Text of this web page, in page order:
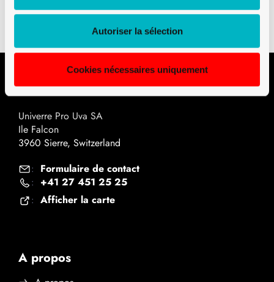
Autoriser la sélection
Cookies nécessaires uniquement
Contact
Univerre Pro Uva SA
Ile Falcon
3960 Sierre, Switzerland
: Formulaire de contact
: +41 27 451 25 25
: Afficher la carte
A propos